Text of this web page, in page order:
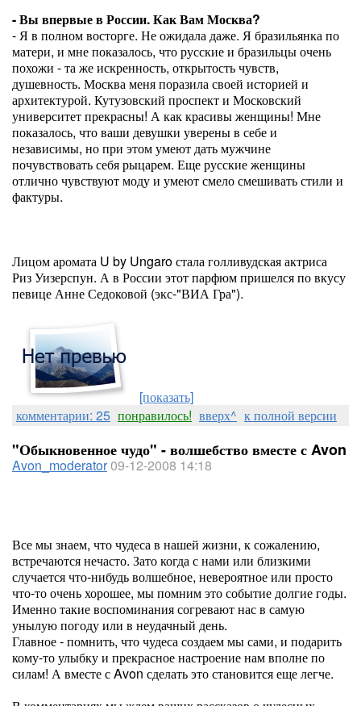
- Вы впервые в России. Как Вам Москва?
- Я в полном восторге. Не ожидала даже. Я бразильянка по
матери, и мне показалось, что русские и бразильцы очень
похожи - та же искренность, открытость чувств,
душевность. Москва меня поразила своей историей и
архитектурой. Кутузовский проспект и Московский
университет прекрасны! А как красивы женщины! Мне
показалось, что ваши девушки уверены в себе и
независимы, но при этом умеют дать мужчине
почувствовать себя рыцарем. Еще русские женщины
отлично чувствуют моду и умеют смело смешивать стили и
фактуры.
Лицом аромата U by Ungaro стала голливудская актриса
Риз Уизерспун. А в России этот парфюм пришелся по вкусу
певице Анне Седоковой (экс-"ВИА Гра").
[показать]
комментарии: 25 понравилось! вверх^ к полной версии
"Обыкновенное чудо" - волшебство вместе с Avon
Avon_moderator09-12-2008 14:18
Все мы знаем, что чудеса в нашей жизни, к сожалению,
встречаются нечасто. Зато когда с нами или близкими
случается что-нибудь волшебное, невероятное или просто
что-то очень хорошее, мы помним это событие долгие годы.
Именно такие воспоминания согревают нас в самую
унылую погоду или в неудачный день.
Главное - помнить, что чудеса создаем мы сами, и подарить
кому-то улыбку и прекрасное настроение нам вполне по
силам! А вместе с Avon сделать это становится еще легче.